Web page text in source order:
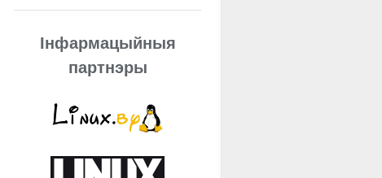
Інфармацыйныя
партнэры